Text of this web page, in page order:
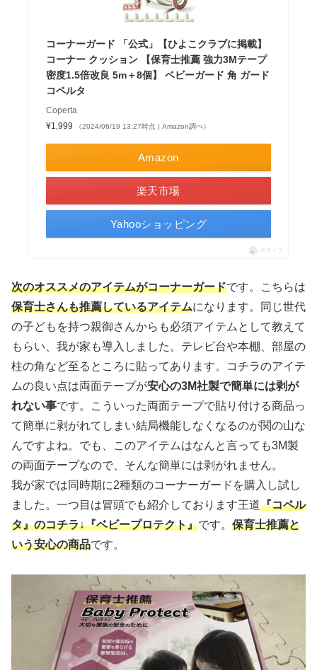
コーナーガード 「公式」【ひよこクラブに掲載】
コーナー クッション 【保育士推薦 強力3Mテープ
密度1.5倍改良 5m＋8個】 ベビーガード 角 ガード
コペルタ
Coperta
¥1,999
（2024/06/19 13:27時点 | Amazon調べ）
Amazon
楽天市場
Yahooショッピング
ポチップ
次のオススメのアイテムがコーナーガードです。こちらは
保育士さんも推薦しているアイテムになります。同じ世代
の子どもを持つ親御さんからも必須アイテムとして教えて
もらい、我が家も導入しました。テレビ台や本棚、部屋の
柱の角など至るところに貼ってあります。コチラのアイテ
ムの良い点は両面テープが安心の3M社製で簡単には剥が
れない事です。こういった両面テープで貼り付ける商品っ
て簡単に剥がれてしまい結局機能しなくなるのが関の山な
んですよね。でも、このアイテムはなんと言っても3M製
の両面テープなので、そんな簡単には剥がれません。
我が家では同時期に2種類のコーナーガードを購入し試し
ました。一つ目は冒頭でも紹介しております王道『コペル
タ』のコチラ↓『ベビープロテクト』です。 保育士推薦と
いう安心の商品です。